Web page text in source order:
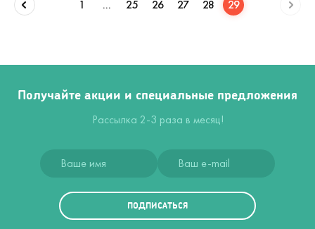
1 ... 25 26 27 28 29
Получайте акции и специальные предложения
Рассылка 2-3 раза в месяц!
ПОДПИСАТЬСЯ